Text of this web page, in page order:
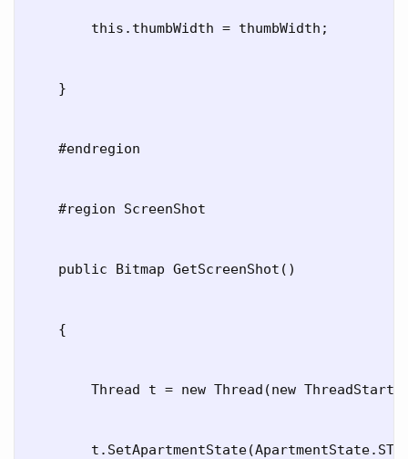
        this.thumbWidth = thumbWidth;
    }
    #endregion
    #region ScreenShot
    public Bitmap GetScreenShot()
    {
Thread t = new Thread(new